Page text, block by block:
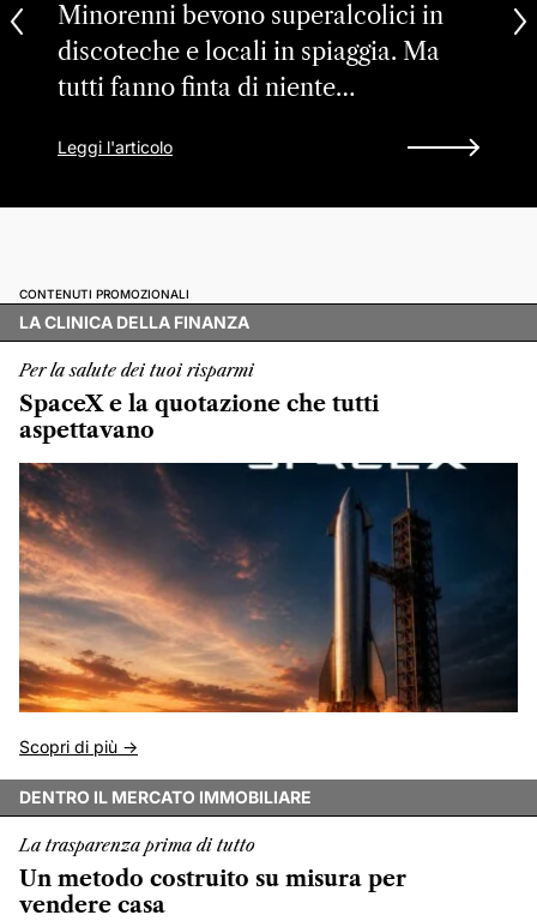
Minorenni bevono superalcolici in
discoteche e locali in spiaggia. Ma
tutti fanno finta di niente…
Leggi l'articolo
CONTENUTI PROMOZIONALI
LA CLINICA DELLA FINANZA
Per la salute dei tuoi risparmi
SpaceX e la quotazione che tutti
aspettavano
Scopri di più ->
DENTRO IL MERCATO IMMOBILIARE
La trasparenza prima di tutto
Un metodo costruito su misura per
vendere casa